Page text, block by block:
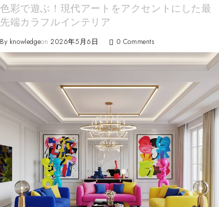
色彩で遊ぶ！現代アートをアクセントにした最
先端カラフルインテリア
By knowledgeon 2026年5月6日 0 Comments